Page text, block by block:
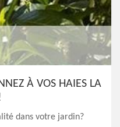
À VOS HAIES LA
dans votre jardin?